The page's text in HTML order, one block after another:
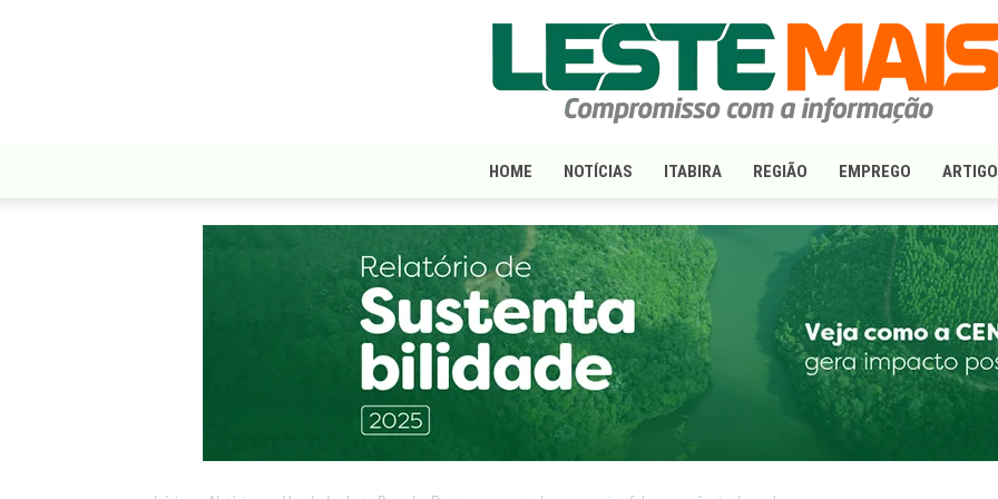
HOME NOTÍCIAS ITABIRA REGIÃO EMPREGO